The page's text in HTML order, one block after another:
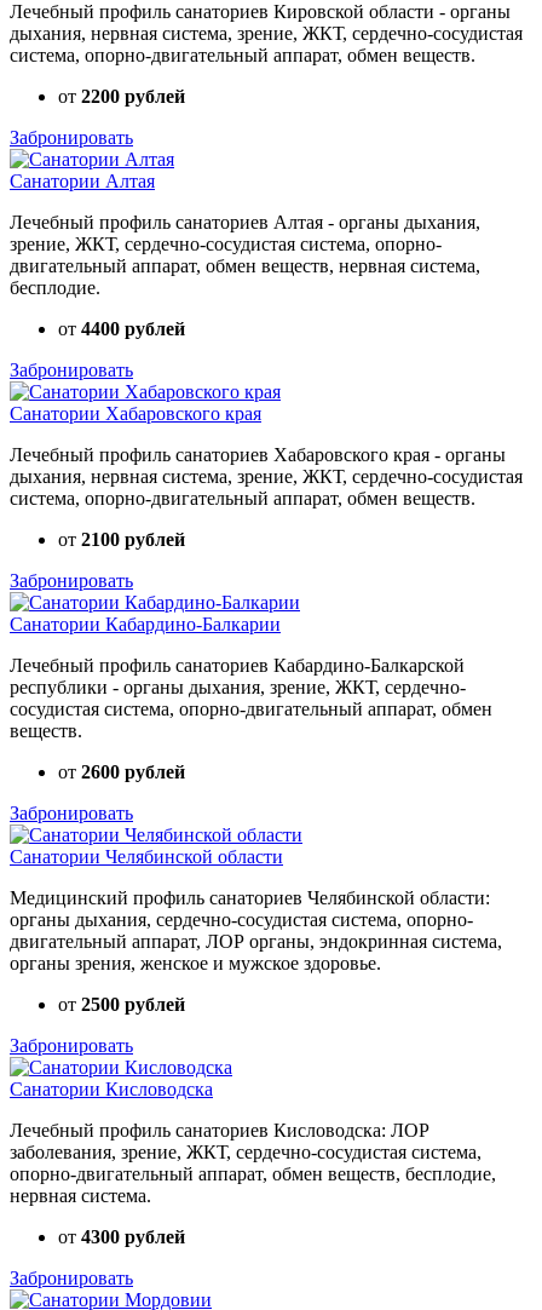
Лечебный профиль санаториев Кировской области - органы
дыхания, нервная система, зрение, ЖКТ, сердечно-сосудистая
система, опорно-двигательный аппарат, обмен веществ.
от 2200 рублей
Забронировать
Санатории Алтая
Лечебный профиль санаториев Алтая - органы дыхания,
зрение, ЖКТ, сердечно-сосудистая система, опорно-
двигательный аппарат, обмен веществ, нервная система,
бесплодие.
от 4400 рублей
Забронировать
Санатории Хабаровского края
Лечебный профиль санаториев Хабаровского края - органы
дыхания, нервная система, зрение, ЖКТ, сердечно-сосудистая
система, опорно-двигательный аппарат, обмен веществ.
от 2100 рублей
Забронировать
Санатории Кабардино-Балкарии
Лечебный профиль санаториев Кабардино-Балкарской
республики - органы дыхания, зрение, ЖКТ, сердечно-
сосудистая система, опорно-двигательный аппарат, обмен
веществ.
от 2600 рублей
Забронировать
Санатории Челябинской области
Медицинский профиль санаториев Челябинской области:
органы дыхания, сердечно-сосудистая система, опорно-
двигательный аппарат, ЛОР органы, эндокринная система,
органы зрения, женское и мужское здоровье.
от 2500 рублей
Забронировать
Санатории Кисловодска
Лечебный профиль санаториев Кисловодска: ЛОР
заболевания, зрение, ЖКТ, сердечно-сосудистая система,
опорно-двигательный аппарат, обмен веществ, бесплодие,
нервная система.
от 4300 рублей
Забронировать